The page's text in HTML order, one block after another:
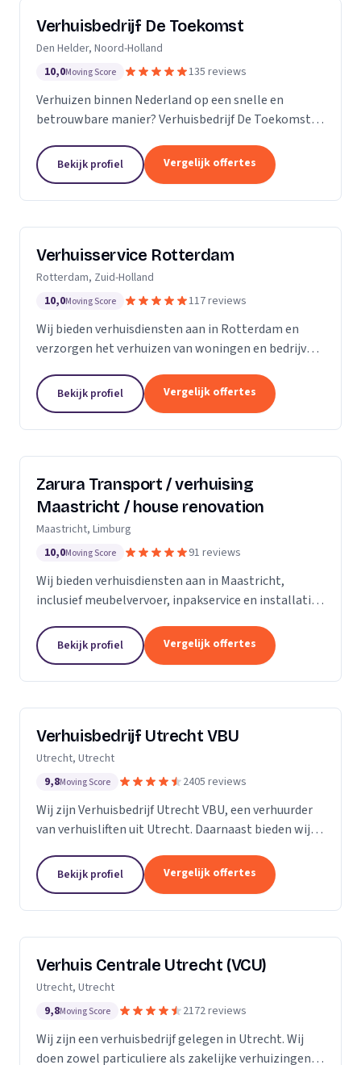
Verhuisbedrijf De Toekomst
Den Helder, Noord-Holland
10,0Moving Score 135 reviews
Verhuizen binnen Nederland op een snelle en
betrouwbare manier? Verhuisbedrijf De Toekomst
worden naar de nieuwe locatie. En dat 24/7! Want of
u...
Bekijk profiel Vergelijk offertes
Verhuisservice Rotterdam
Rotterdam, Zuid-Holland
10,0Moving Score 117 reviews
Wij bieden verhuisdiensten aan in Rotterdam en
verzorgen het verhuizen van woningen en bedrijven
Bekijk profiel Vergelijk offertes
Zarura Transport / verhuising
Maastricht / house renovation
Maastricht, Limburg
10,0Moving Score 91 reviews
Wij bieden verhuisdiensten aan in Maastricht,
inclusief meubelvervoer, inpakservice en installatie
Bekijk profiel Vergelijk offertes
Verhuisbedrijf Utrecht VBU
Utrecht, Utrecht
9,8Moving Score 2405 reviews
Wij zijn Verhuisbedrijf Utrecht VBU, een verhuurder
van verhuisliften uit Utrecht. Daarnaast bieden wij
Bekijk profiel Vergelijk offertes
Verhuis Centrale Utrecht (VCU)
Utrecht, Utrecht
9,8Moving Score 2172 reviews
Wij zijn een verhuisbedrijf gelegen in Utrecht. Wij
doen zowel particuliere als zakelijke verhuizingen.